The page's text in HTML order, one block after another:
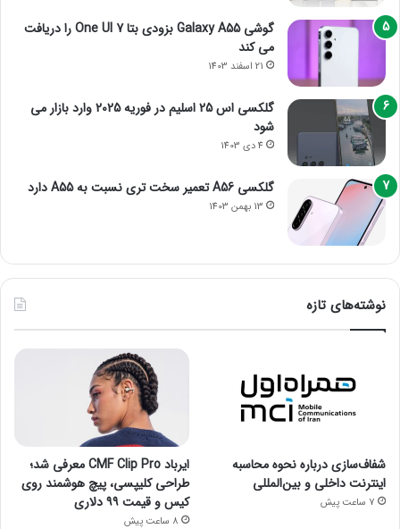
گوشی Galaxy A55 بزودی بتا One UI 7 را دریافت
می کند
21 اسفند 1403
گلکسی اس 25 اسلیم در فوریه 2025 وارد بازار می
شود
4 دی 1403
گلکسی A56 تعمیر سخت تری نسبت به A55 دارد
13 بهمن 1403
نوشته‌های تازه
شفاف‌سازی درباره نحوه محاسبه
اینترنت داخلی و بین‌المللی
7 ساعت پیش
ایرباد CMF Clip Pro معرفی شد؛
طراحی کلیپسی، پیچ هوشمند روی
کیس و قیمت ۹۹ دلاری
8 ساعت پیش